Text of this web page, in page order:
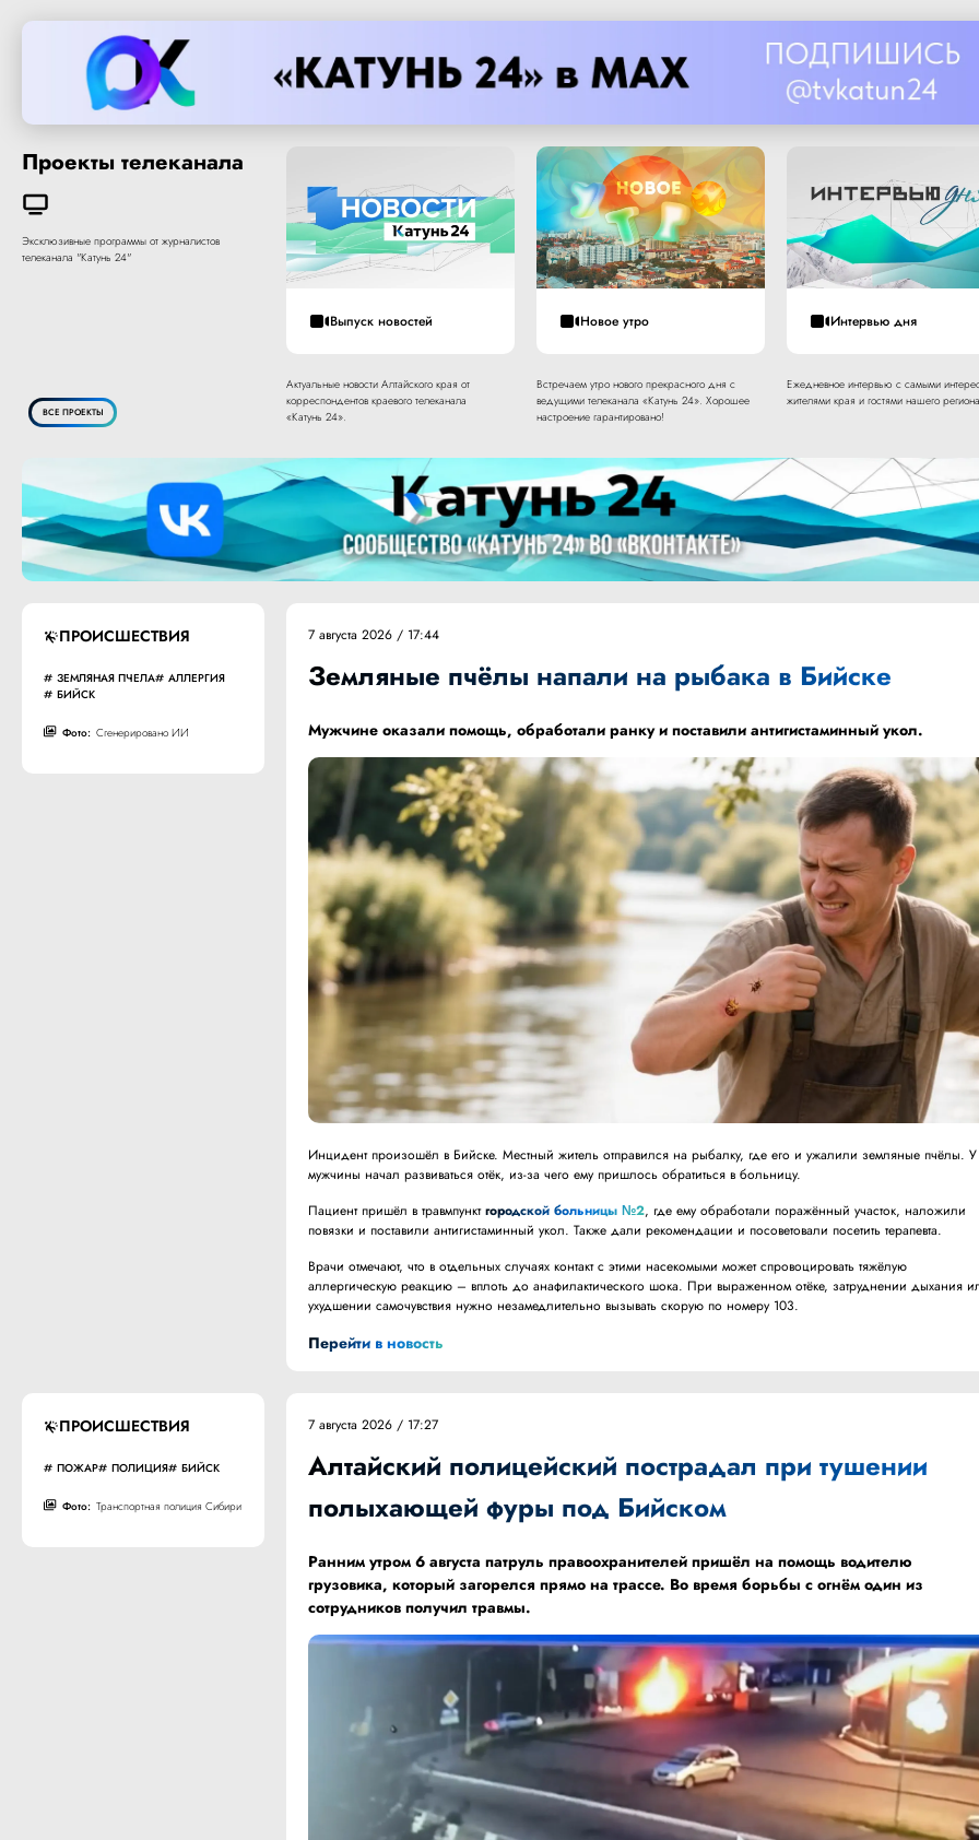
Проекты телеканала
Эксклюзивные программы от журналистов
телеканала "Катунь 24"
ВСЕ ПРОЕКТЫ
Выпуск новостей
Актуальные новости Алтайского края от
корреспондентов краевого телеканала
«Катунь 24».
Новое утро
Встречаем утро нового прекрасного дня с
ведущими телеканала «Катунь 24». Хорошее
настроение гарантировано!
Интервью дня
Ежедневное интервью с самыми
жителями края и гостями нашего
ПРОИСШЕСТВИЯ
ЗЕМЛЯНАЯ ПЧЕЛА
АЛЛЕРГИЯ
БИЙСК
Фото: Сгенерировано ИИ
7 августа 2026 / 17:44
Земляные пчёлы напали на рыбака в Бийске
Мужчине оказали помощь, обработали ранку и поставили антигистаминный укол.
Инцидент произошёл в Бийске. Местный житель отправился на рыбалку, где его и ужалили земляные пчёлы. У
мужчины начал развиваться отёк, из-за чего ему пришлось обратиться в больницу.
Пациент пришёл в травмпунктгородской больницы №2, где ему обработали поражённый участок, наложили
повязки и поставили антигистаминный укол. Также дали рекомендации и посоветовали посетить терапевта.
Врачи отмечают, что в отдельных случаях контакт с этими насекомыми может спровоцировать тяжёлую
аллергическую реакцию – вплоть до анафилактического шока. При выраженном отёке, затруднении дыхания
ухудшении самочувствия нужно незамедлительно вызывать скорую по номеру 103.
Перейти в новость
ПРОИСШЕСТВИЯ
ПОЖАР ПОЛИЦИЯ БИЙСК
Фото: Транспортная полиция Сибири
7 августа 2026 / 17:27
Алтайский полицейский пострадал при тушении
полыхающей фуры под Бийском
Ранним утром 6 августа патруль правоохранителей пришёл на помощь водителю
грузовика, который загорелся прямо на трассе. Во время борьбы с огнём один из
сотрудников получил травмы.